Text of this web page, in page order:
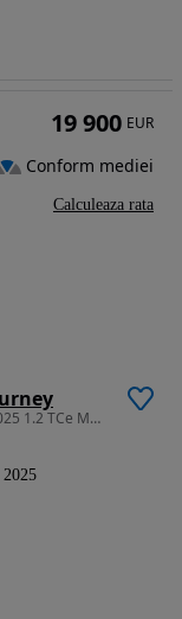
1199 cm3 • 130 CP • DACIA DUSTER JOURNEY 2025 1.2 TCe MHEV 130 cp cu dotări de TOP
2025
19 900 EUR
Conform mediei
Calculeaza rata